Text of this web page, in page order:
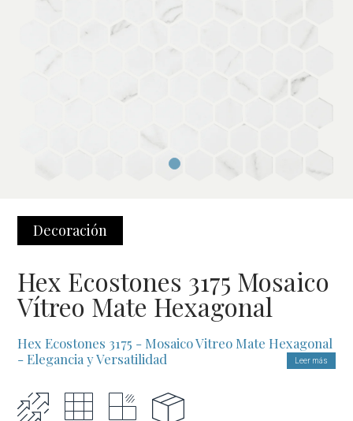
Decoración
Hex Ecostones 3175 Mosaico
Vítreo Mate Hexagonal
Hex Ecostones 3175 - Mosaico Vitreo Mate Hexagonal
- Elegancia y Versatilidad
El Hex Ecostones 3175 es la elección perfecta para quienes
buscan un diseño refinado y sofisticado que se adapte a
Leer más